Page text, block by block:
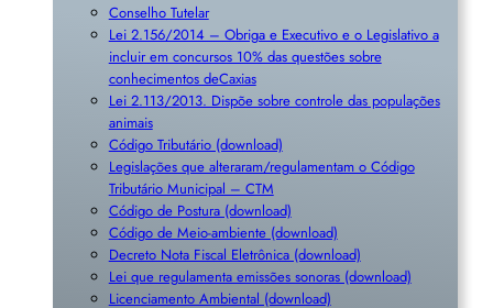
Conselho Tutelar
Lei 2.156/2014 – Obriga e Executivo e o Legislativo a
incluir em concursos 10% das questões sobre
conhecimentos deCaxias
Lei 2.113/2013. Dispõe sobre controle das populações
animais
Código Tributário (download)
Legislações que alteraram/regulamentam o Código
Tributário Municipal – CTM
Código de Postura (download)
Código de Meio-ambiente (download)
Decreto Nota Fiscal Eletrônica (download)
Lei que regulamenta emissões sonoras (download)
Licenciamento Ambiental (download)